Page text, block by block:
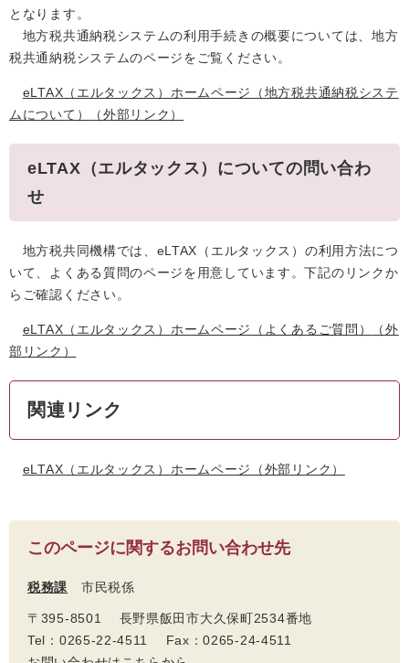
となります。
地方税共通納税システムの利用手続きの概要については、地方
税共通納税システムのページをご覧ください。
eLTAX（エルタックス）ホームページ（地方税共通納税システ
ムについて）
（外部リンク）
eLTAX（エルタックス）についての問い合わ
せ
地方税共同機構では、eLTAX（エルタックス）の利用方法につ
いて、よくある質問のページを用意しています。下記のリンクか
らご確認ください。
eLTAX（エルタックス）ホームページ（よくあるご質問）
（外
部リンク）
関連リンク
eLTAX（エルタックス）ホームページ （外部リンク）
このページに関するお問い合わせ先
税務課 市民税係
〒395-8501 長野県飯田市大久保町2534番地
Tel：0265-22-4511 Fax：0265-24-4511